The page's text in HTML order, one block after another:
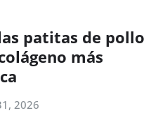
patitas de pollo
más
2026